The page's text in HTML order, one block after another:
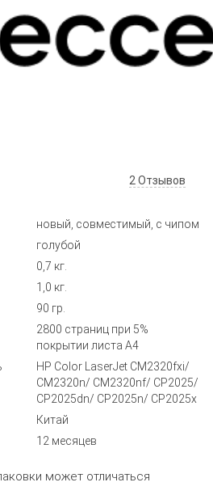
2Отзывов
новый, совместимый, с чипом
голубой
0,7 кг.
1,0 кг.
90 гр.
2800 страниц при 5%
покрытии листа А4
HP Color LaserJet CM2320fxi/
CM2320n/ CM2320nf/ CP2025/
CP2025dn/ CP2025n/ CP2025x
Китай
12 месяцев
может отличаться